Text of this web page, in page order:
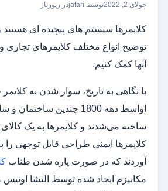
جولای 2, 2022 توسط jafari در رپورتاژ
کلایمرها سیستم های پیچیده ای هستند
توضیح انواع مختلف کلایمرهای تجاری
آنها کمک کنیم.
با نگاهی به تاریخ، سوار شدن به
اواسط دهه 1800 چندین
ساخته می‌شدند و کلایمرها به یک کالای
کلایمرها ایمنی طراحی قابل توجهی
آوردند که در صورت پاره شدن طناب
مکانیزم ایجاد شده توسط الیشا